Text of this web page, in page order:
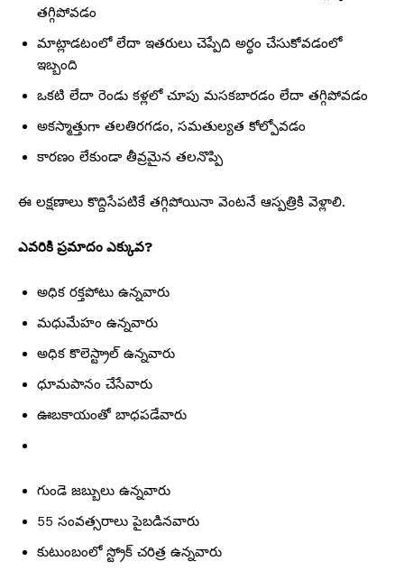
తగ్గిపోవడం
మాట్లాడటంలో లేదా ఇతరులు చెప్పేది అర్థం చేసుకోవడంలో
ఇబ్బంది
ఒకటి లేదా రెండు కళ్లలో చూపు మసకబారడం లేదా తగ్గిపోవడం
అకస్మాత్తుగా తలతిరగడం, సమతుల్యత కోల్పోవడం
కారణం లేకుండా తీవ్రమైన తలనొప్పి
ఈ లక్షణాలు కొద్దిసేపటికే తగ్గిపోయినా వెంటనే ఆస్పత్రికి వెళ్లాలి.
ఎవరికి ప్రమాదం ఎక్కువ?
అధిక రక్తపోటు ఉన్నవారు
మధుమేహం ఉన్నవారు
అధిక కొలెస్ట్రాల్ ఉన్నవారు
ధూమపానం చేసేవారు
ఊబకాయంతో బాధపడేవారు
గుండె జబ్బులు ఉన్నవారు
55 సంవత్సరాలు పైబడినవారు
కుటుంబంలో స్ట్రోక్ చరిత్ర ఉన్నవారు